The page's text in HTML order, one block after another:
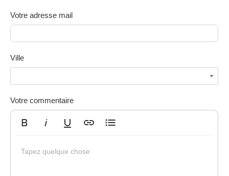
Votre adresse mail
Ville
Votre commentaire
Tapez quelque chose